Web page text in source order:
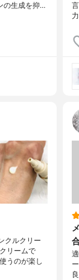
の生成を抑…
クルクリー
リームで
うのが楽し